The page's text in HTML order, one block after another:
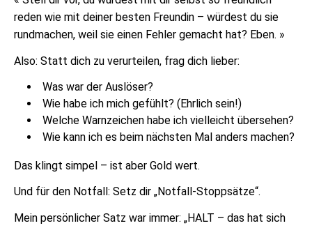
reden wie mit deiner besten Freundin – würdest du sie
rundmachen, weil sie einen Fehler gemacht hat? Eben. »
Also: Statt dich zu verurteilen, frag dich lieber:
Was war der Auslöser?
Wie habe ich mich gefühlt? (Ehrlich sein!)
Welche Warnzeichen habe ich vielleicht übersehen?
Wie kann ich es beim nächsten Mal anders machen?
Das klingt simpel – ist aber Gold wert.
Und für den Notfall: Setz dir „Notfall-Stoppsätze“.
Mein persönlicher Satz war immer: „HALT – das hat sich